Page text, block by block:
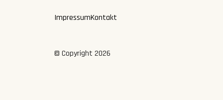
ImpressumKontakt
© Copyright 2026